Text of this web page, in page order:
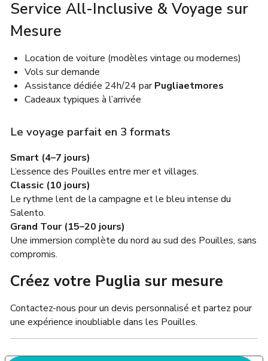
Service All-Inclusive & Voyage sur
Mesure
Location de voiture (modèles vintage ou modernes)
Vols sur demande
Assistance dédiée 24h/24 parPugliaetmores
Cadeaux typiques à l’arrivée
Le voyage parfait en 3 formats
Smart (4–7 jours)
L’essence des Pouilles entre mer et villages.
Classic (10 jours)
Le rythme lent de la campagne et le bleu intense du
Salento.
Grand Tour (15–20 jours)
Une immersion complète du nord au sud des Pouilles, sans
compromis.
Créez votre Puglia sur mesure
Contactez-nous pour un devis personnalisé et partez pour
une expérience inoubliable dans les Pouilles.